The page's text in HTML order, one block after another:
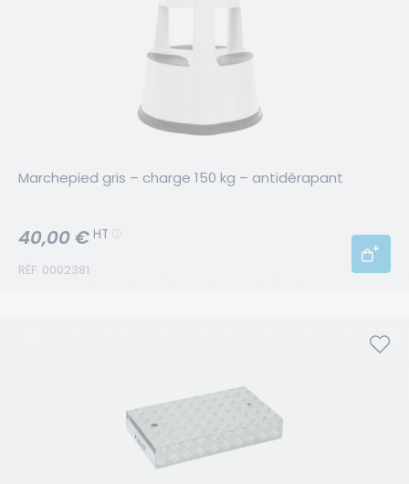
Marchepied gris – charge 150 kg – antidérapant
RÉF. 0002381
40,00 € HT